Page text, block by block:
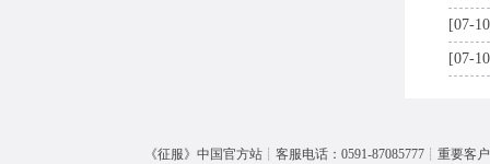
[07-
[07-
《征服》中国官方站┊客服电话：0591-87085777┊重要客